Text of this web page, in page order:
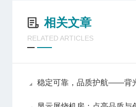
相关文章
RELATED ARTICLES
稳定可靠，品质护航——背光源高温